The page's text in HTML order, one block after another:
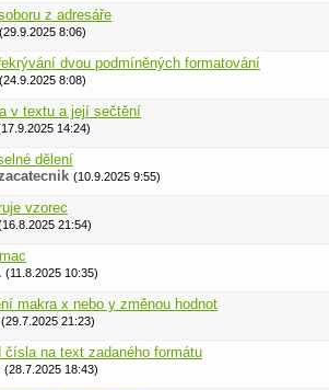
z adresáře
(29.9.2025 8:06)
dvou podmíněných formatování
(24.9.2025 8:08)
v textu a její sečtění
14:24)
dělení
(10.9.2025 9:55)
vzorec
21:54)
(11.8.2025 10:35)
makra x nebo y změnou hodnot
(29.7.2025 21:23)
čísla na text zadaného formátu
(28.7.2025 18:43)